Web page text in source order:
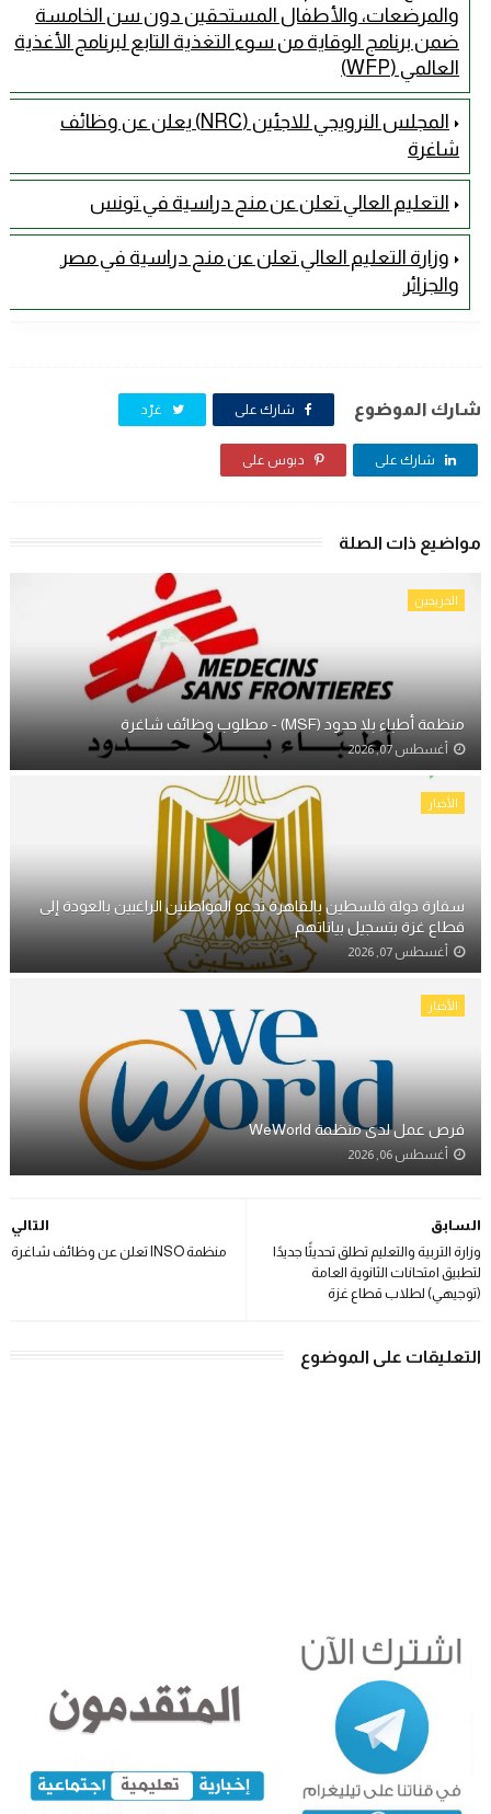
والمرضعات، والأطفال المستحقين دون سن الخامسة
ضمن برنامج الوقاية من سوء التغذية التابع لبرنامج الأغذية
العالمي (WFP)
المجلس النرويجي للاجئين (NRC) يعلن عن وظائف
شاغرة
التعليم العالي تعلن عن منح دراسية في تونس
وزارة التعليم العالي تعلن عن منح دراسية في مصر
والجزائر
شارك الموضوع شارك على غرّد
شارك على دبوس على
مواضيع ذات الصلة
الخريجين
منظمة أطباء بلا حدود (MSF) - مطلوب وظائف شاغرة
أغسطس 07, 2026
الأخبار
سفارة دولة فلسطين بالقاهرة تدعو المواطنين الراغبين بالعودة إلى
قطاع غزة بتسجيل بياناتهم
أغسطس 07, 2026
الأخبار
فرص عمل لدى منظمة WeWorld
أغسطس 06, 2026
التالي
منظمة INSO تعلن عن وظائف شاغرة
السابق
وزارة التربية والتعليم تطلق تحديثًا جديدًا
لتطبيق امتحانات الثانوية العامة
(توجيهي) لطلاب قطاع غزة
التعليقات على الموضوع